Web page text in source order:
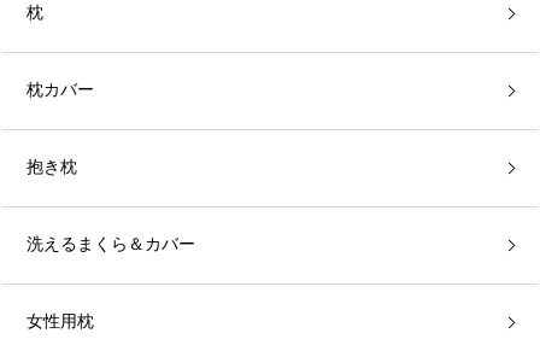
枕
枕カバー
抱き枕
洗えるまくら＆カバー
女性用枕